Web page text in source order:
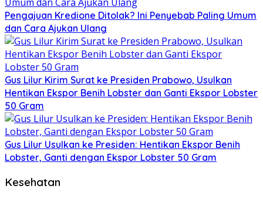
Pengajuan Kredione Ditolak? Ini Penyebab Paling Umum
dan Cara Ajukan Ulang
Gus Lilur Kirim Surat ke Presiden Prabowo, Usulkan
Hentikan Ekspor Benih Lobster dan Ganti Ekspor Lobster
50 Gram
Gus Lilur Usulkan ke Presiden: Hentikan Ekspor Benih
Lobster, Ganti dengan Ekspor Lobster 50 Gram
Kesehatan